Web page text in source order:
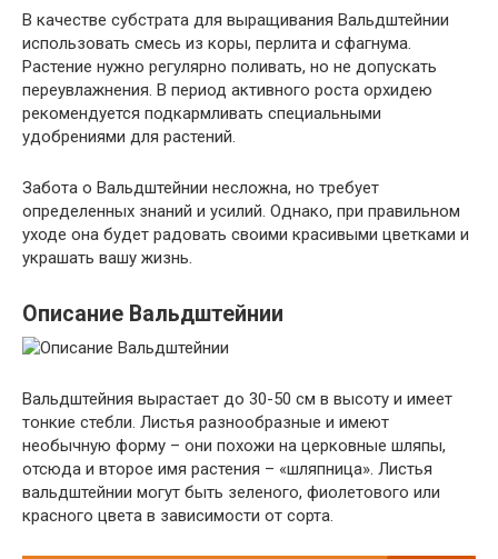
В качестве субстрата для выращивания Вальдштейнии
использовать смесь из коры, перлита и сфагнума.
Растение нужно регулярно поливать, но не допускать
переувлажнения. В период активного роста орхидею
рекомендуется подкармливать специальными
удобрениями для растений.
Забота о Вальдштейнии несложна, но требует
определенных знаний и усилий. Однако, при правильном
уходе она будет радовать своими красивыми цветками и
украшать вашу жизнь.
Описание Вальдштейнии
Вальдштейния вырастает до 30-50 см в высоту и имеет
тонкие стебли. Листья разнообразные и имеют
необычную форму – они похожи на церковные шляпы,
отсюда и второе имя растения – «шляпница». Листья
вальдштейнии могут быть зеленого, фиолетового или
красного цвета в зависимости от сорта.